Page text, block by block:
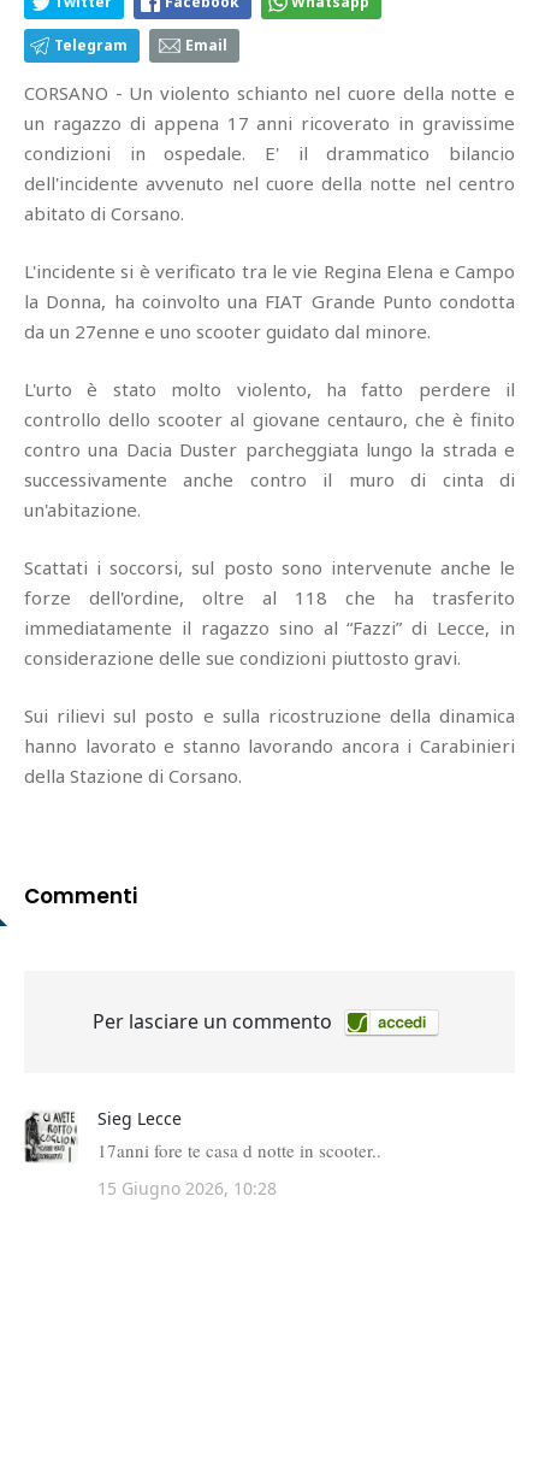
Telegram Email
CORSANO - Un violento schianto nel cuore della notte e
un ragazzo di appena 17 anni ricoverato in gravissime
condizioni in ospedale. E' il drammatico bilancio
dell'incidente avvenuto nel cuore della notte nel centro
abitato di Corsano.
L'incidente si è verificato tra le vie Regina Elena e Campo
la Donna, ha coinvolto una FIAT Grande Punto condotta
da un 27enne e uno scooter guidato dal minore.
L'urto è stato molto violento, ha fatto perdere il
controllo dello scooter al giovane centauro, che è finito
contro una Dacia Duster parcheggiata lungo la strada e
successivamente anche contro il muro di cinta di
un'abitazione.
Scattati i soccorsi, sul posto sono intervenute anche le
forze dell'ordine, oltre al 118 che ha trasferito
immediatamente il ragazzo sino al “Fazzi” di Lecce, in
considerazione delle sue condizioni piuttosto gravi.
Sui rilievi sul posto e sulla ricostruzione della dinamica
hanno lavorato e stanno lavorando ancora i Carabinieri
della Stazione di Corsano.
Commenti